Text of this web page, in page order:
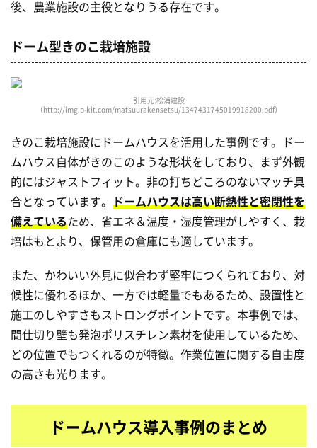
後、農業施設の主役となりうる存在です。
ドーム型きのこ栽培施設
引用元:松浦建設
（http://img.p-kit.com/matsuurakensetsu/1347431745019918200.pdf）
きのこ栽培施設にドームハウスを活用した事例です。ドー
ムハウス自体がきのこのような形状をしており、まず外観
的にはジャストフィット。非の打ちどころのないマッチ具
合となっています。 ドームハウスは高い断熱性と密閉性を
備えているため、省エネ＆温度・湿度管理がしやすく、栽
培はもとより、保管用の倉庫にも適しています。
また、かわいい外見に似合わず堅牢につくられており、対
候性に優れるほか、一方では軽量でもあるため、設置性と
施工のしやすさもストロングポイントです。本事例では、
間仕切り壁も発泡ポリスチレン素材を使用しているため、
どの位置でもつくれるのが特徴。作業位置に関する自由度
の高さも光ります。
ドームハウス導入事例のまとめ